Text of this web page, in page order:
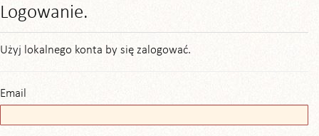
Logowanie.
Użyj lokalnego konta by się zalogować.
Email